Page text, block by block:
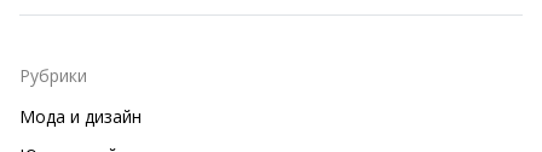
Рубрики
Мода и дизайн